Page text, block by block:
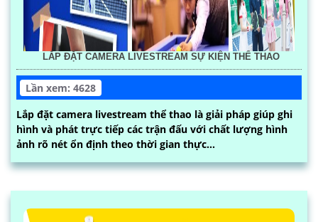
LẮP ĐẶT CAMERA LIVESTREAM SỰ KIỆN THỂ THAO
Lần xem: 4628
Lắp đặt camera livestream thể thao là giải pháp giúp ghi
hình và phát trực tiếp các trận đấu với chất lượng hình
ảnh rõ nét ổn định theo thời gian thực...